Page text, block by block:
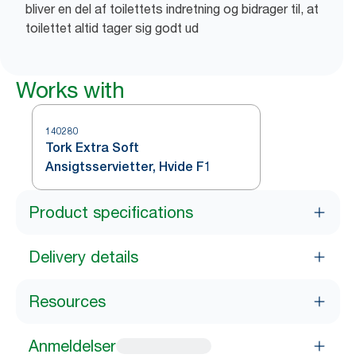
bliver en del af toilettets indretning og bidrager til, at
toilettet altid tager sig godt ud
Works with
140280
Tork Extra Soft
Ansigtsservietter, Hvide F1
Product specifications
Delivery details
Resources
Anmeldelser